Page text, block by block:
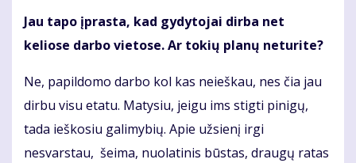
Jau tapo įprasta, kad gydytojai dirba net
keliose darbo vietose. Ar tokių planų neturite?
Ne, papildomo darbo kol kas neieškau, nes čia jau
dirbu visu etatu. Matysiu, jeigu ims stigti pinigų,
tada ieškosiu galimybių. Apie užsienį irgi
nesvarstau, šeima, nuolatinis būstas, draugų ratas